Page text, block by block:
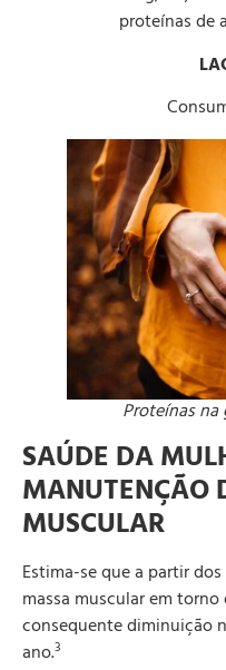
proteínas de
Proteínas
SAÚDE DA
MANUTENÇÃO
MUSCULAR
Estima-se que a partir
massa muscular em torno
consequente diminuição
ano.3